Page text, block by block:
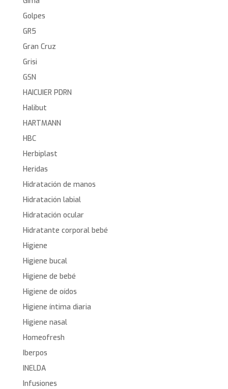
Golpes
GR5
Gran Cruz
Grisi
GSN
HAICUIER PDRN
Halibut
HARTMANN
HBC
Herbiplast
Heridas
Hidratación de manos
Hidratación labial
Hidratación ocular
Hidratante corporal bebé
Higiene
Higiene bucal
Higiene de bebé
Higiene de oídos
Higiene íntima diaria
Higiene nasal
Homeofresh
Iberpos
INELDA
Infusiones